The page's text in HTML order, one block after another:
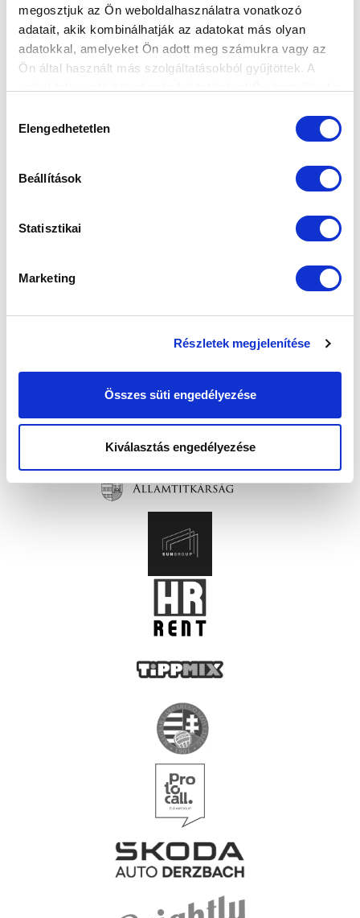
megosztjuk az Ön weboldalhasználatra vonatkozó
adatait, akik kombinálhatják az adatokat más olyan
adatokkal, amelyeket Ön adott meg számukra vagy az
Ön által használt más szolgáltatásokból gyűjtöttek. A
kiválasztása
Elengedhetetlen
Beállítások
Statisztikai
Marketing
Részletek megjelenítése
Összes süti engedélyezése
Kiválasztás engedélyezése
FELIRATKOZOM